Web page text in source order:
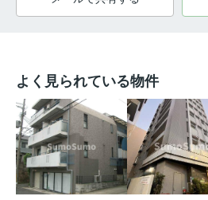
よく見られている物件